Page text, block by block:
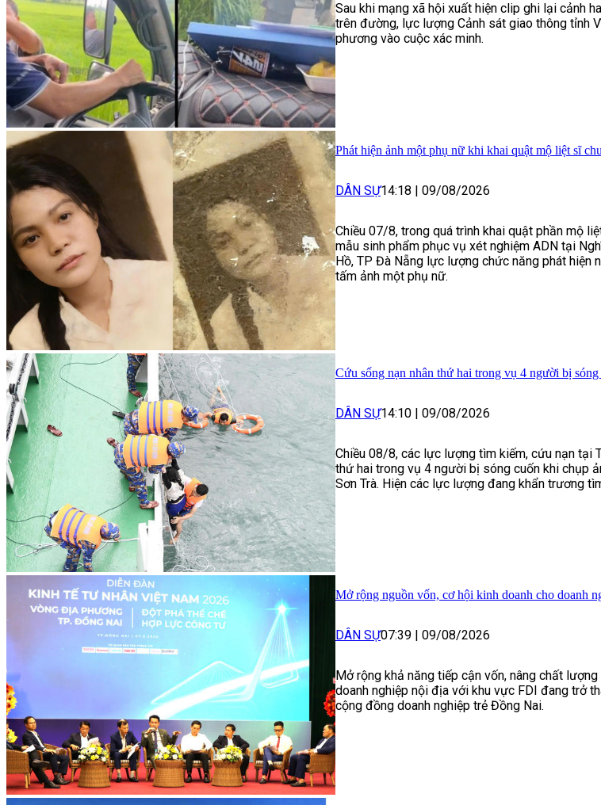
Sau khi mạng xã hội xuất hiện clip ghi lại cảnh
trên đường, lực lượng Cảnh sát giao thông tỉnh
phương vào cuộc xác minh.
Phát hiện ảnh một phụ nữ khi khai quật mộ liệt sĩ
DÂN SỰ14:18 | 09/08/2026
Chiều 07/8, trong quá trình khai quật phần mộ
mẫu sinh phẩm phục vụ xét nghiệm ADN tại
Hồ, TP Đà Nẵng lực lượng chức năng phát hiện
tấm ảnh một phụ nữ.
Cứu sống nạn nhân thứ hai trong vụ 4 người bị
DÂN SỰ14:10 | 09/08/2026
Chiều 08/8, các lực lượng tìm kiếm, cứu nạn tại
thứ hai trong vụ 4 người bị sóng cuốn khi chụp
Sơn Trà. Hiện các lực lượng đang khẩn trương
Mở rộng nguồn vốn, cơ hội kinh doanh cho doanh
DÂN SỰ07:39 09/08/2026
Mở rộng khả năng tiếp cận vốn, nâng chất
doanh nghiệp nội địa với khu vực FDI đang trở
cộng đồng doanh nghiệp trẻ Đồng Nai.